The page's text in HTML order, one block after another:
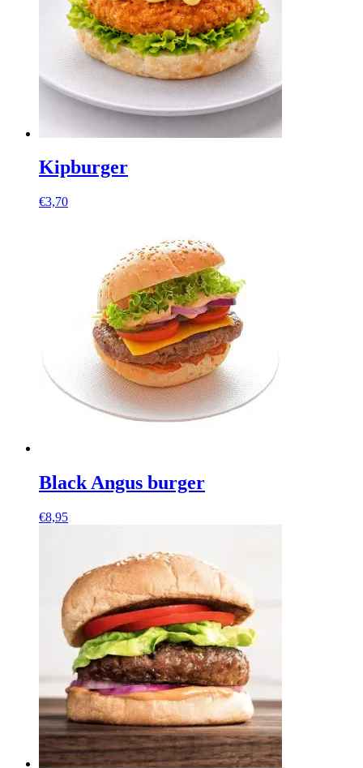
Kipburger
€3,70
Black Angus burger
€8,95